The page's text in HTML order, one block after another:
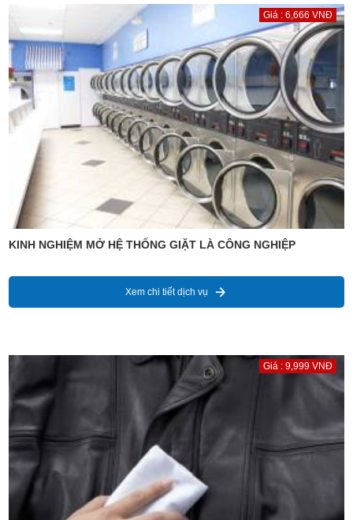
Giá : 6,666 VNĐ
KINH NGHIỆM MỞ HỆ THỐNG GIẶT LÀ CÔNG NGHIỆP
Xem chi tiết dịch vụ
Giá : 9,999 VNĐ